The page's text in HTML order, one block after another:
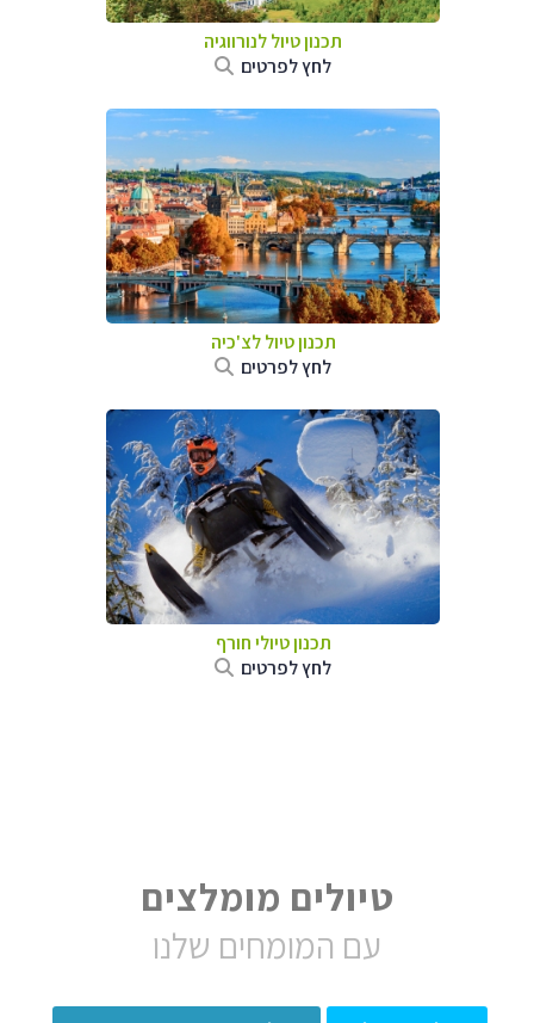
תכנון טיול לנורווגיה
לחץ לפרטים
תכנון טיול לצ'כיה
לחץ לפרטים
תכנון טיולי חורף
לחץ לפרטים
טיולים מומלצים
עם המומחים שלנו